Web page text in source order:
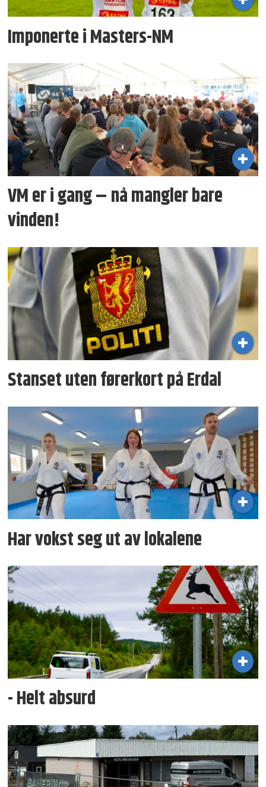
Imponerte i Masters-NM
VM er i gang – nå mangler bare
vinden!
Stanset uten førerkort på Erdal
Har vokst seg ut av lokalene
- Helt absurd